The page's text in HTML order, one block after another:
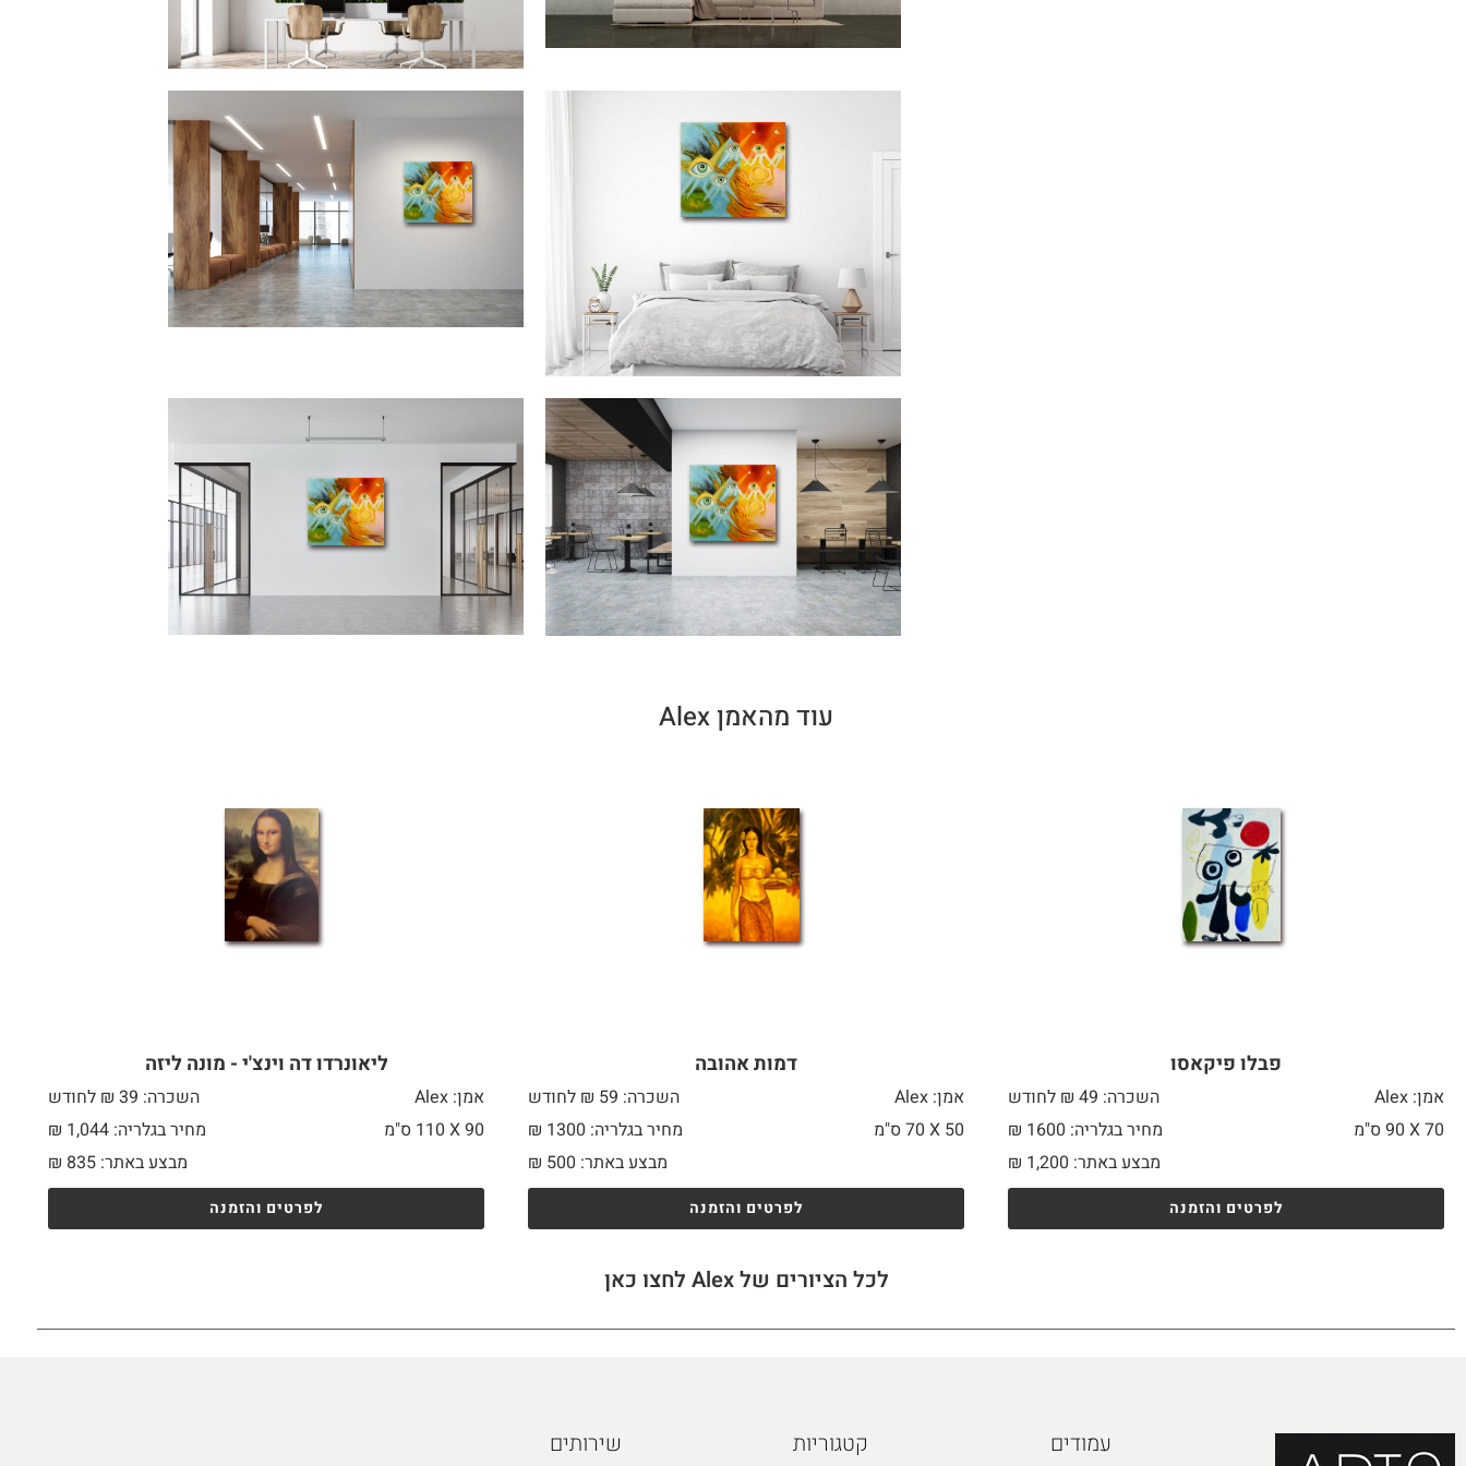
עוד מהאמן Alex
פבלו פיקאסו
אמן: Alex
השכרה: 49 ₪ לחודש
70 X
מחיר בגלריה: 1600 ₪
מבצע באתר:
₪ 1,200
לפרטים והזמנה
דמות אהובה
אמן: Alex
השכרה: 59 ₪ לחודש
50 X
מחיר בגלריה: 1300 ₪
מבצע באתר:
₪ 500
לפרטים והזמנה
ליאונרדו דה וינצ'י - מונה ליזה
אמן: Alex
השכרה: 39 ₪ לחודש
90 X
מחיר בגלריה: 1,044 ₪
מבצע באתר:
₪ 835
לפרטים והזמנה
לכל הציורים של Alex לחצו כאן
עמודים קטגוריות שירותים